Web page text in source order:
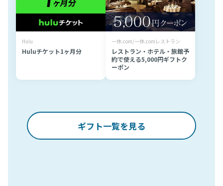
Hulu
Huluチケット1ヶ月分
一休.com/一休.comレストラン
レストラン・ホテル・旅館予
約で使える5,000円ギフトク
ーポン
ギフト一覧を見る